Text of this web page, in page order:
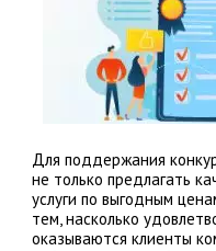
Для поддержания
не только предлагать
услуги по выгодным
тем, насколько
оказываются клиенты